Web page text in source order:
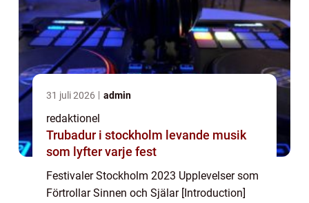
31 juli 2026 admin
redaktionel
Trubadur i stockholm levande musik
som lyfter varje fest
Festivaler Stockholm 2023 Upplevelser som
Förtrollar Sinnen och Själar [Introduction]